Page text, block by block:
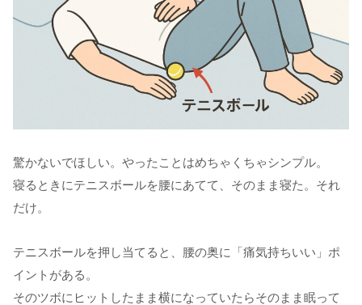
驚かないでほしい。やったことはめちゃくちゃシンプル。
寝るときにテニスボールを腰にあてて、そのまま寝た。それ
だけ。
テニスボールを押し当てると、腰の奥に「痛気持ちいい」ポ
イントがある。
そのツボにヒットしたまま横になっていたらそのまま眠って